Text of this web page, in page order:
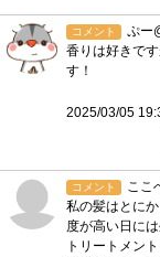
コメント
ぷー
香りは好きで
す！
2025/03/05
コメント
ここ
私の髪はとに
度が高い日に
トリートメン